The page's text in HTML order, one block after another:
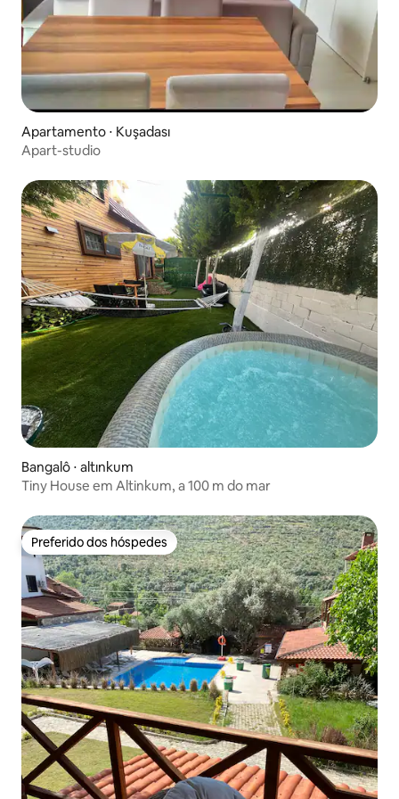
Apartamento ⋅ Kuşadası
Apart-studio
Bangalô ⋅ altınkum
Tiny House em Altinkum, a 100 m do mar
Preferido dos hóspedes
Preferido dos hóspedes